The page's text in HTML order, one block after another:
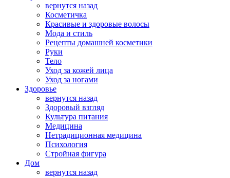
вернутся назад
Косметичка
Красивые и здоровые волосы
Мода и стиль
Рецепты домашней косметики
Руки
Тело
Уход за кожей лица
Уход за ногами
Здоровье
вернутся назад
Здоровый взгляд
Культура питания
Медицина
Нетрадиционная медицина
Психология
Стройная фигура
Дом
вернутся назад